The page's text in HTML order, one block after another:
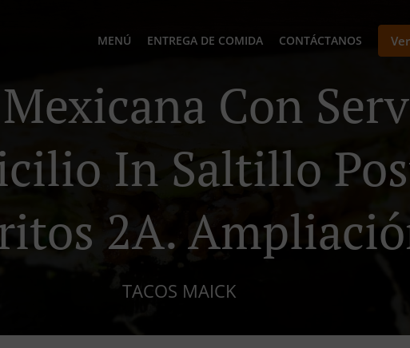
MENÚ ENTREGA DE COMIDA CONTÁCTANOS
Con
In Saltillo
2A.
TACOS MAICK